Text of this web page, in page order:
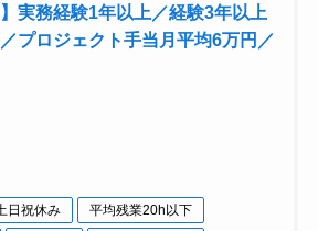
実務経験1年以上／経験3年以上
プロジェクト手当月平均6万円／
日祝休み
平均残業20h以下